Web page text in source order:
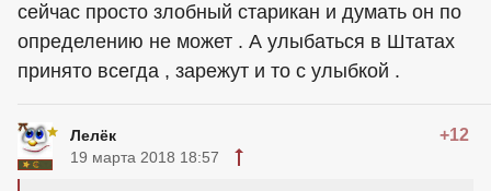
сейчас просто злобный старикан и думать он по
определению не может . А улыбаться в Штатах
принято всегда , зарежут и то с улыбкой .
Лелёк +12
19 марта 2018 18:57